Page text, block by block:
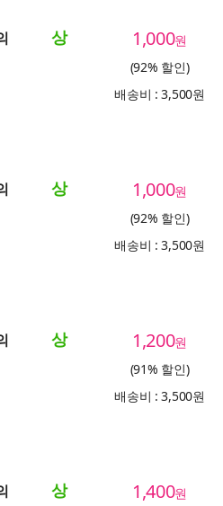
상 1,000원
(92% 할인)
배송비 : 3,500원
상 1,000원
(92% 할인)
배송비 : 3,500원
상 1,200원
(91% 할인)
배송비 : 3,500원
상 1,400원